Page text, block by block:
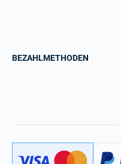
BEZAHLMETHODEN